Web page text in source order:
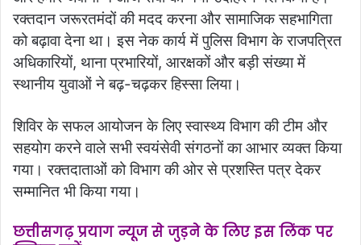
रक्तदान जरूरतमंदों की मदद करना और सामाजिक सहभागिता
को बढ़ावा देना था। इस नेक कार्य में पुलिस विभाग के राजपत्रित
अधिकारियों, थाना प्रभारियों, आरक्षकों और बड़ी संख्या में
स्थानीय युवाओं ने बढ़-चढ़कर हिस्सा लिया।
शिविर के सफल आयोजन के लिए स्वास्थ्य विभाग की टीम और
सहयोग करने वाले सभी स्वयंसेवी संगठनों का आभार व्यक्त किया
गया। रक्तदाताओं को विभाग की ओर से प्रशस्ति पत्र देकर
सम्मानित भी किया गया।
छत्तीसगढ़ प्रयाग न्यूज से जुड़ने के लिए इस लिंक पर